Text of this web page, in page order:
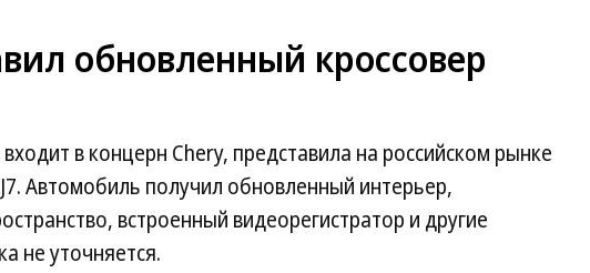
обновленный кроссовер
в концерн Chery, представила на российском рынке
Автомобиль получил обновленный интерьер,
встроенный видеорегистратор и другие
не уточняется.